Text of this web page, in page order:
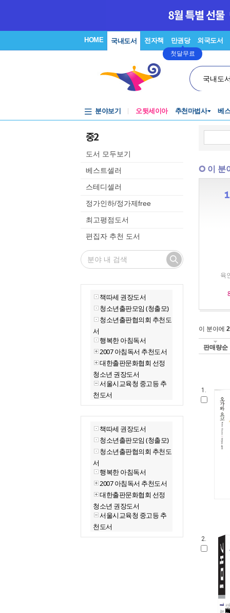
HOME 국내도서 전자책 만권당
첫달무료
외국도서
국내도
분야보기 오뒷세이아 추천마법사 베
중2
도서 모두보기
베스트셀러
스테디셀러
정가인하/정가제free
최고평점도서
편집자 추천 도서
책따세 권장도서
청소년출판모임 (청출모)
청소년출판협의회 추천도
서
행복한 아침독서
2007 아침독서 추천도서
대한출판문화협회 선정
청소년 권장도서
서울시교육청 중고등 추
천도서
책따세 권장도서
청소년출판모임 (청출모)
청소년출판협의회 추천도
서
행복한 아침독서
2007 아침독서 추천도서
대한출판문화협회 선정
청소년 권장도서
서울시교육청 중고등 추
천도서
이 분
육
이 분야에
판매량순
1.
2.